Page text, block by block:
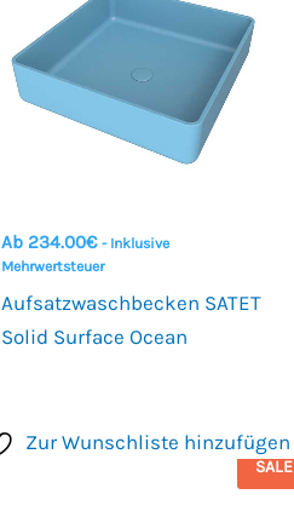
Ab 234.00€ - Inklusive
Mehrwertsteuer
Aufsatzwaschbecken SATET
Solid Surface Ocean
Zur Wunschliste hinzufügen
SALE